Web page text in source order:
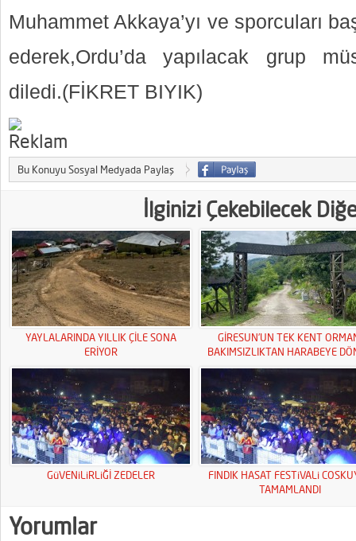
Muhammet Akkaya’yı ve sporcuları
ederek,Ordu’da yapılacak grup
diledi.(FİKRET BIYIK)
Bu Konuyu Sosyal Medyada Paylaş
İlginizi Çekebilecek
YAYLALARINDA YILLIK ÇİLE SONA
ERİYOR
GİRESUN’UN TEK KENT
BAKIMSIZLIKTAN HARABEYE
GüVENiLiRLiĞİ ZEDELER
FINDIK HASAT FESTiVALi
TAMAMLANDI
Yorumlar